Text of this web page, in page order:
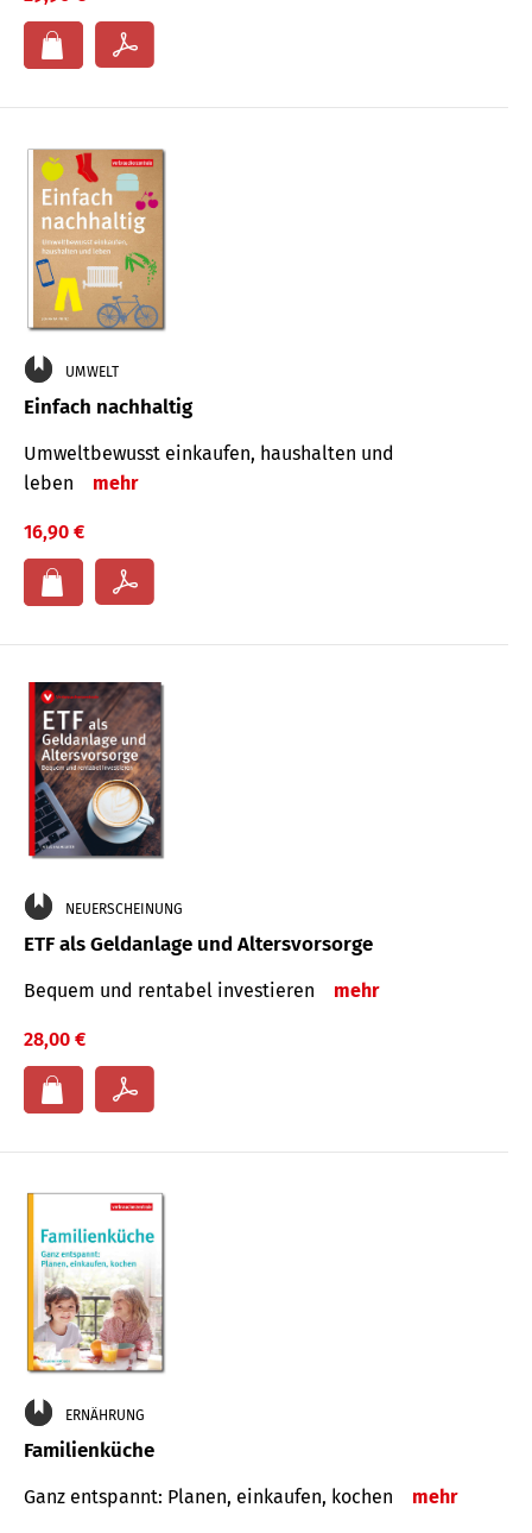
UMWELT
Einfach nachhaltig
Umweltbewusst einkaufen, haushalten und
leben
mehr
16,90 €
NEUERSCHEINUNG
ETF als Geldanlage und Altersvorsorge
Bequem und rentabel investieren mehr
28,00 €
ERNÄHRUNG
Familienküche
Ganz entspannt: Planen, einkaufen, kochen mehr